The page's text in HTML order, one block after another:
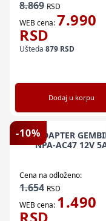
8.869 RSD
WEB cena:7.990
RSD
Ušteda 879 RSD
Dodaj u korpu
-10%
V. ADAPTER
NPA-AC47 12V
Cena na odloženo:
1.654 RSD
WEB cena: 1.490